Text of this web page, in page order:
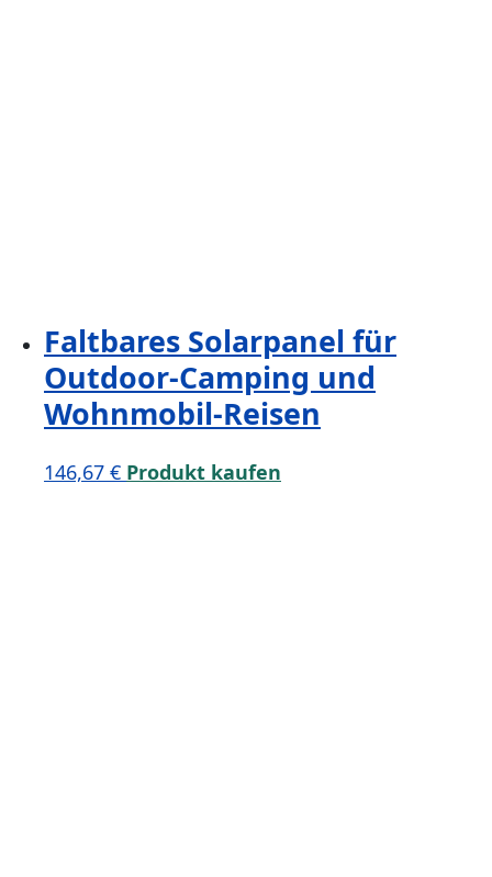
Faltbares Solarpanel für
Outdoor-Camping und
Wohnmobil-Reisen
146,67 € Produkt kaufen